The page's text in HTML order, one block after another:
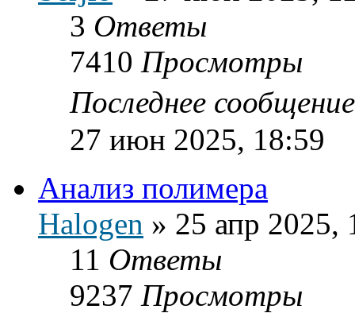
3 Ответы
7410 Просмотры
Последнее
27 июн 2025, 18:59
Анализ полимера
Halogen » 25 апр 2025,
11 Ответы
9237 Просмотры